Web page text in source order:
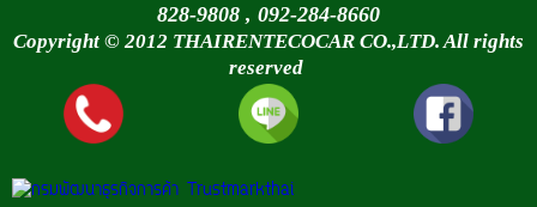
828-9808 , 092-284-8660
Copyright © 2012 THAIRENTECOCAR CO.,LTD. All rights
reserved